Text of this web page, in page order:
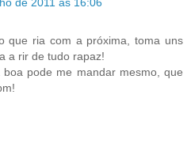
que ria com a próxima, toma uns
a rir de tudo rapaz!
pode me mandar mesmo, que